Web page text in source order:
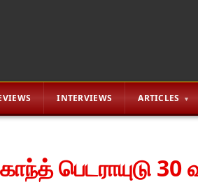
INTERVIEWS ARTICLES
பெடராயுடு